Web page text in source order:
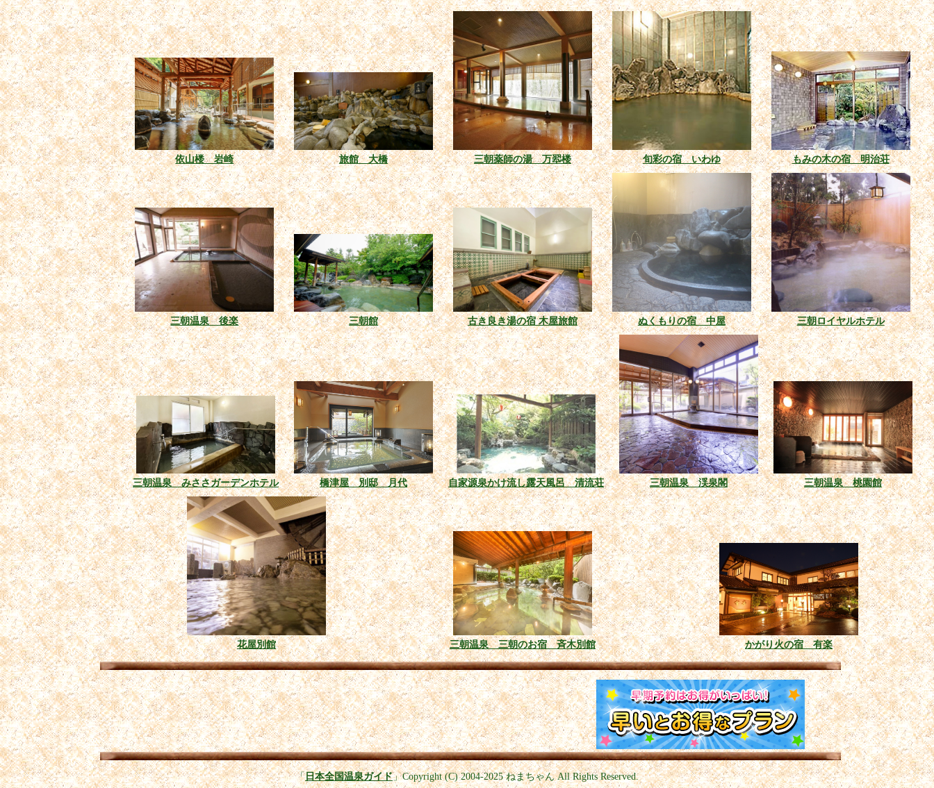
依山楼 岩崎 旅館 大橋 三朝薬師の湯 万翆楼 旬彩の宿 いわゆ もみの木の宿 明治荘
三朝温泉 後楽 三朝館 古き良き湯の宿 木屋旅館 ぬくもりの宿 中屋 三朝ロイヤルホテル
三朝温泉 みささガーデンホテル 橋津屋 別邸 月代 自家源泉かけ流し露天風呂 清流荘 三朝温泉 渓泉閣 三朝温泉 桃園館
花屋別館 三朝温泉 三朝のお宿 斉木別館 かがり火の宿 有楽
「日本全国温泉ガイド」Copyright (C) 2004-2025ねまちゃん All Rights Reserved.